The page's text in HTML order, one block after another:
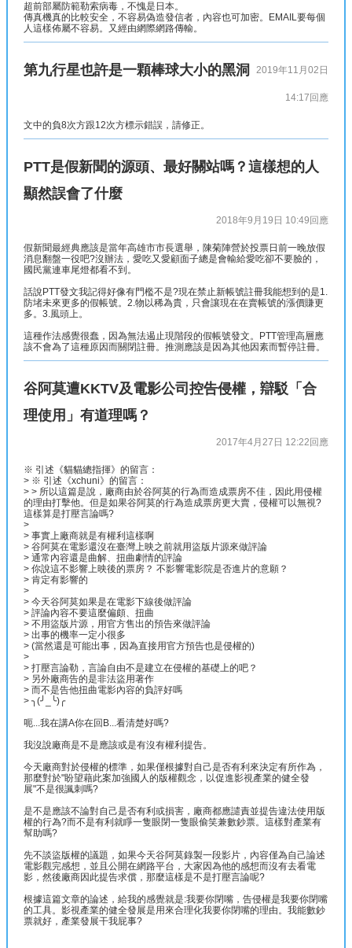
超前部屬防範勒索病毒，不愧是日本。
傳真機真的比較安全，不容易偽造發信者，內容也可加密。EMAIL要每個
人這樣佈屬不容易。又經由網際網路傳輸。
第九行星也許是一顆棒球大小的黑洞 2019年11月02日
14:17 回應
文中的負8次方跟12次方標示錯誤，請修正。
PTT是假新聞的源頭、最好關站嗎？這樣想的人
顯然誤會了什麼
2018年9月19日 10:49 回應
假新聞最經典應該是當年高雄市市長選舉，陳菊陣營於投票日前一晚放假
消息翻盤一役吧?沒辦法，愛吃又愛顧面子總是會輸給愛吃卻不要臉的，
國民黨連車尾燈都看不到。
話說PTT發文我記得好像有門檻不是?現在禁止新帳號註冊我能想到的是1.
防堵未來更多的假帳號。2.物以稀為貴，只會讓現在在賣帳號的漲價賺更
多。3.風頭上。
這種作法感覺很蠢，因為無法遏止現階段的假帳號發文。PTT管理高層應
該不會為了這種原因而關閉註冊。推測應該是因為其他因素而暫停註冊。
谷阿莫遭KKTV及電影公司控告侵權，辯駁「合
理使用」有道理嗎？
2017年4月27日 12:22 回應
※ 引述《貓貓總指揮》的留言：
> ※ 引述《xchuni》的留言：
> > 所以這篇是說，廠商由於谷阿莫的行為而造成票房不佳，因此用侵權
的理由打擊他。但是如果谷阿莫的行為造成票房更大賣，侵權可以無視?
這樣算是打壓言論嗎?
>
> 事實上廠商就是有權利這樣啊
> 谷阿莫在電影還沒在臺灣上映之前就用盜版片源來做評論
> 通常內容還是曲解、扭曲劇情的評論
> 你說這不影響上映後的票房？ 不影響電影院是否進片的意願？
> 肯定有影響的
>
> 今天谷阿莫如果是在電影下線後做評論
> 評論內容不要這麼偏頗、扭曲
> 不用盜版片源，用官方售出的預告來做評論
> 出事的機率一定小很多
> (當然還是可能出事，因為直接用官方預告也是侵權的)
>
> 打壓言論勒，言論自由不是建立在侵權的基礎上的吧？
> 另外廠商告的是非法盜用著作
> 而不是告他扭曲電影內容的負評好嗎
> ╮(╯_╰)╭
呃...我在講A你在回B...看清楚好嗎?
我沒說廠商是不是應該或是有沒有權利提告。
今天廠商對於侵權的標準，如果僅根據對自己是否有利來決定有所作為，
那麼對於"盼望藉此案加強國人的版權觀念，以促進影視產業的健全發
展"不是很諷刺嗎?
是不是應該不論對自己是否有利或損害，廠商都應譴責並提告違法使用版
權的行為?而不是有利就睜一隻眼閉一隻眼偷笑兼數鈔票。這樣對產業有
幫助嗎?
先不談盜版權的議題，如果今天谷阿莫錄製一段影片，內容僅為自己論述
電影觀完感想，並且公開在網路平台，大家因為他的感想而沒有去看電
影，然後廠商因此提告求償，那麼這樣是不是打壓言論呢?
根據這篇文章的論述，給我的感覺就是:我要你閉嘴，告侵權是我要你閉嘴
的工具。影視產業的健全發展是用來合理化我要你閉嘴的理由。我能數鈔
票就好，產業發展干我屁事?